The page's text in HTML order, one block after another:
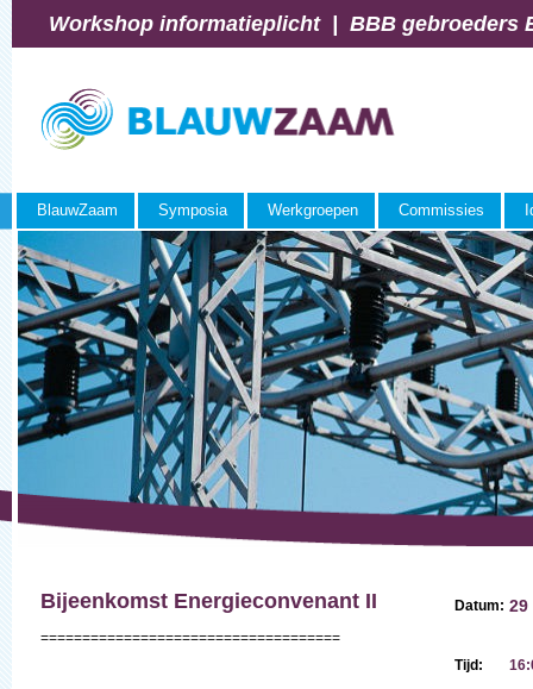
Workshop informatieplicht|BBB gebroeders
BlauwZaam Symposia Werkgroepen Commissies
Bijeenkomst Energieconvenant II
====================================
Datum: 29
Tijd: